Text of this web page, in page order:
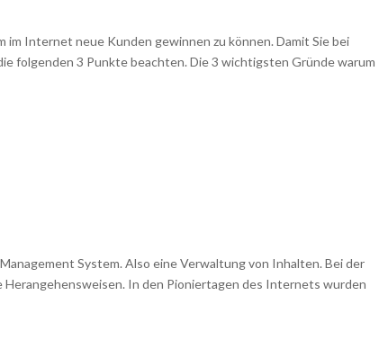
im Internet neue Kunden gewinnen zu können. Damit Sie bei
folgenden 3 Punkte beachten. Die 3 wichtigsten Gründe warum
System. Also eine Verwaltung von Inhalten. Bei der
In den Pioniertagen des Internets wurden